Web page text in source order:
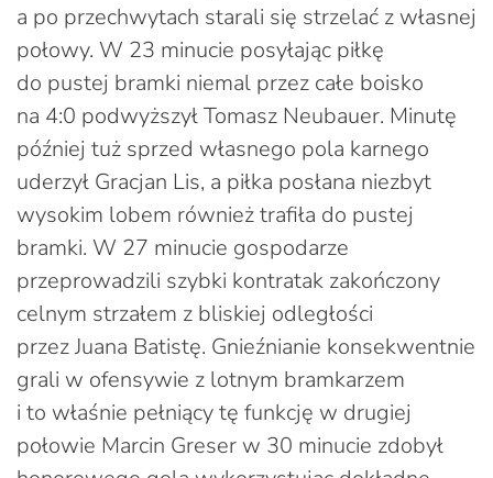
a po przechwytach starali się strzelać z własnej
połowy. W 23 minucie posyłając piłkę
do pustej bramki niemal przez całe boisko
na 4:0 podwyższył Tomasz Neubauer. Minutę
później tuż sprzed własnego pola karnego
uderzył Gracjan Lis, a piłka posłana niezbyt
wysokim lobem również trafiła do pustej
bramki. W 27 minucie gospodarze
przeprowadzili szybki kontratak zakończony
celnym strzałem z bliskiej odległości
przez Juana Batistę. Gnieźnianie konsekwentnie
grali w ofensywie z lotnym bramkarzem
i to właśnie pełniący tę funkcję w drugiej
połowie Marcin Greser w 30 minucie zdobył